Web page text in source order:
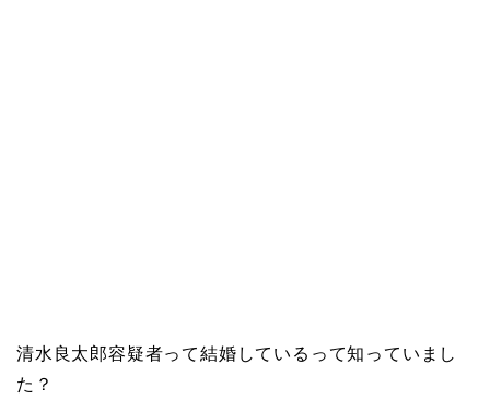
清水良太郎容疑者って結婚しているって知っていまし
た？